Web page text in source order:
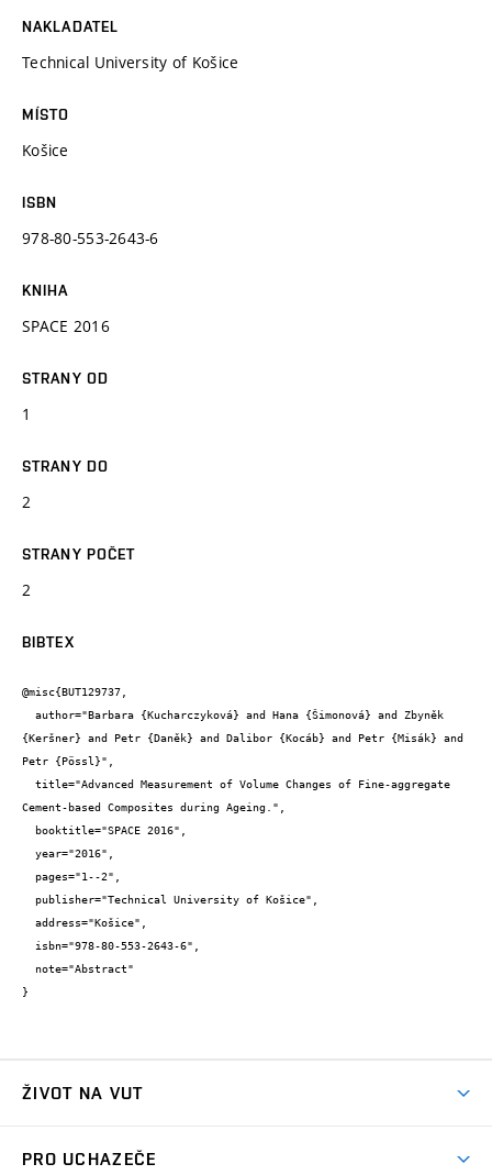
NAKLADATEL
Technical University of Košice
MÍSTO
Košice
ISBN
978-80-553-2643-6
KNIHA
SPACE 2016
STRANY OD
1
STRANY DO
2
STRANY POČET
2
BIBTEX
@misc{BUT129737,
{Keršner} and Petr {Daněk} and Dalibor {Kocáb} and Petr {Misák} and
Petr {Pössl}",
Cement-based Composites during Ageing.",
}
ŽIVOT NA VUT
PRO UCHAZEČE